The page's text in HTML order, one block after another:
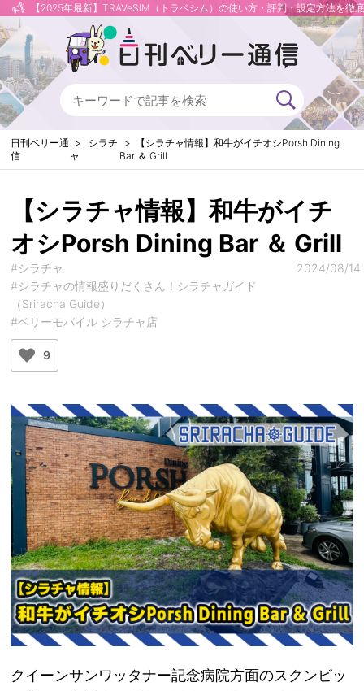
【2025年最新】TRAVeSIM（トラベシム）の使い方・評判・設定方法を徹
日刊ベリー通
信
シラチ
ャ
【シラチャ情報】和牛がイチオシPorsh Dining
Bar ＆ Grill
【シラチャ情報】和牛がイチ
オシPorsh Dining Bar ＆ Grill
#シラチャ
#シラチャの情報盛りだくさん！シラチャガイド
（Sriracha Guide）
#ベリーモバイル シラチャ店
2024/08/14
9
クイーンサンワッタナー記念病院方面のスクンビッ